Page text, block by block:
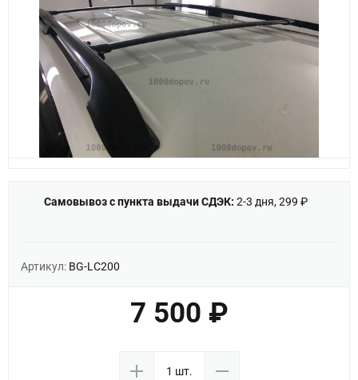
Самовывоз с пункта выдачи СДЭК: 2-3 дня, 299 ₽
Артикул: BG-LC200
7 500 ₽